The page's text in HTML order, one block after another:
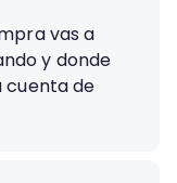
vas a
y donde
cuenta de